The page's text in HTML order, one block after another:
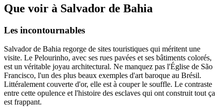
Que voir à Salvador de Bahia
Les incontournables
Salvador de Bahia regorge de sites touristiques qui méritent une
visite. Le Pelourinho, avec ses rues pavées et ses bâtiments colorés,
est un véritable joyau architectural. Ne manquez pas l'Église de São
Francisco, l'un des plus beaux exemples d'art baroque au Brésil.
Littéralement couverte d'or, elle est à couper le souffle. Le contraste
entre cette opulence et l'histoire des esclaves qui ont construit tout ça
est frappant.